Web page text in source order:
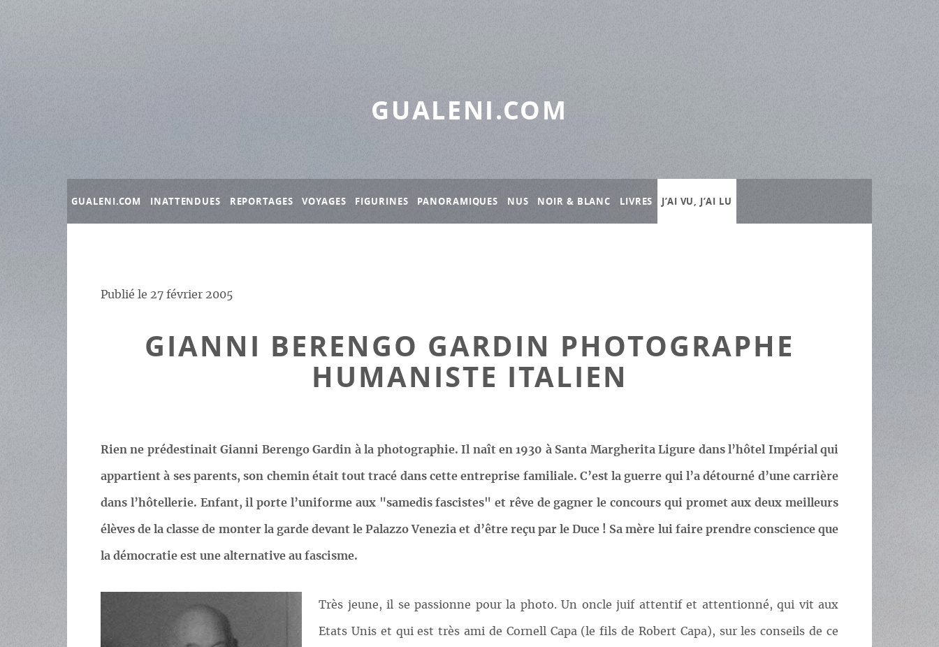
GUALENI.COM
GUALENI.COM INATTENDUES REPORTAGES VOYAGES FIGURINES PANORAMIQUES NUS NOIR & BLANC LIVRES J’AI VU, J’AI LU
Publié le 27 février 2005
GIANNI BERENGO GARDIN PHOTOGRAPHE
HUMANISTE ITALIEN
Rien ne prédestinait Gianni Berengo Gardin à la photographie. Il naît en 1930 à Santa Margherita Ligure dans l’hôtel Impérial qui
appartient à ses parents, son chemin était tout tracé dans cette entreprise familiale. C’est la guerre qui l’a détourné d’une carrière
dans l’hôtellerie. Enfant, il porte l’uniforme aux "samedis fascistes" et rêve de gagner le concours qui promet aux deux meilleurs
élèves de la classe de monter la garde devant le Palazzo Venezia et d’être reçu par le Duce ! Sa mère lui faire prendre conscience que
la démocratie est une alternative au fascisme.
Très jeune, il se passionne pour la photo. Un oncle juif attentif et attentionné, qui vit aux
Etats Unis et qui est très ami de Cornell Capa (le fils de Robert Capa), sur les conseils de ce